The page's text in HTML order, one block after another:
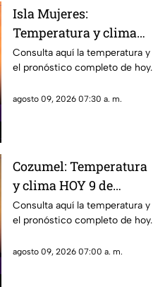
Isla Mujeres:
Temperatura y clima
HOY 9 de agosto de
2026
Consulta aquí la temperatura y
el pronóstico completo de hoy.
agosto 09, 2026 07:30 a. m.
Cozumel: Temperatura
y clima HOY 9 de
agosto de 2026
Consulta aquí la temperatura y
el pronóstico completo de hoy.
agosto 09, 2026 07:00 a. m.